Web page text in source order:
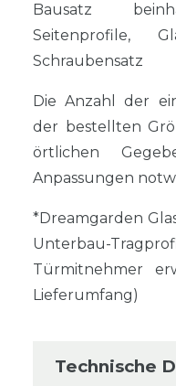
Bausatz
Seitenprofile,
Schraubensatz
Die Anzahl der
der bestellten
örtlichen
Anpassungen
*Dreamgarden
Unterbau-
Türmitnehmer
Lieferumfang)
Technische